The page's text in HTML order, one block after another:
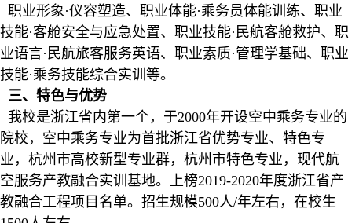
职业形象·仪容塑造、职业体能·乘务员体能训练、职业
技能·客舱安全与应急处置、职业技能·民航客舱救护、职
业语言·民航旅客服务英语、职业素质·管理学基础、职业
技能·乘务技能综合实训等。
三、特色与优势
我校是浙江省内第一个，于2000年开设空中乘务专业的
院校，空中乘务专业为首批浙江省优势专业、特色专
业，杭州市高校新型专业群，杭州市特色专业，现代航
空服务产教融合实训基地。上榜2019-2020年度浙江省产
教融合工程项目名单。招生规模500人/年左右，在校生